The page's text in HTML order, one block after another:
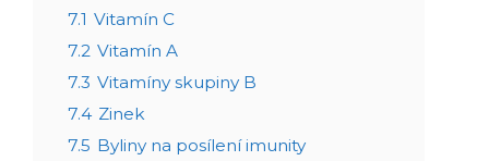
7.1 Vitamín C
7.2 Vitamín A
7.3 Vitamíny skupiny B
7.4 Zinek
7.5 Byliny na posílení imunity